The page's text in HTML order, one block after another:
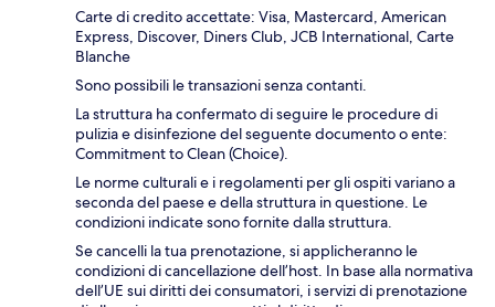
Carte di credito accettate: Visa, Mastercard, American
Express, Discover, Diners Club, JCB International, Carte
Blanche
Sono possibili le transazioni senza contanti.
La struttura ha confermato di seguire le procedure di
pulizia e disinfezione del seguente documento o ente:
Commitment to Clean (Choice).
Le norme culturali e i regolamenti per gli ospiti variano a
seconda del paese e della struttura in questione. Le
condizioni indicate sono fornite dalla struttura.
Se cancelli la tua prenotazione, si applicheranno le
condizioni di cancellazione dell’host. In base alla normativa
dell’UE sui diritti dei consumatori, i servizi di prenotazione